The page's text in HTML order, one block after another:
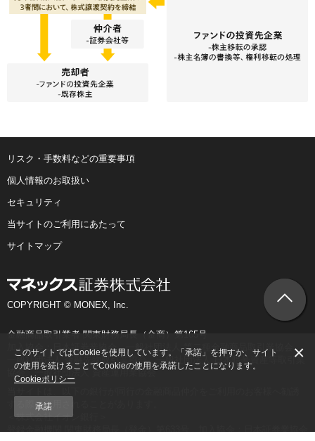
リスク・手数料などの重要事項
個人情報のお取扱い
セキュリティ
当サイトのご利用にあたって
サイトマップ
COPYRIGHT © MONEX, Inc.
金融商品取引業者 関東財務局長（金商）第165号
加入協会：日本証券業協会、一般社団法人 第二種金融商品取引業協会、
一般社団法人 金融先物取引業協会、一般社団法人 日本暗号資産等取引業
協会、一般社団法人 資産運用業協会
する際に使用されることがあります。
＜株式会社イオン銀行＞
登録金融機関 関東財務局長（登金）第633号 加入協会：日本証券業協会
このサイトではCookieを使用しています。「承諾」を押すか、サイト
の使用を続けることでCookieの使用を承諾したことになります。
Cookieポリシー
承諾
×